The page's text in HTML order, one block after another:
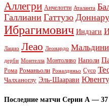
Аллегри Анчелотти Аталанта
Галлиани Гаттузо
Ибрагимович Индзаги
Лацио Леао Леонардо Мальдини
дерби Монтелла Монтоливо Наполи
Рома Романьоли Роналдиньо Сусо
Чалханоглу Эль-Шаарави
Последние матчи Серии А — 37